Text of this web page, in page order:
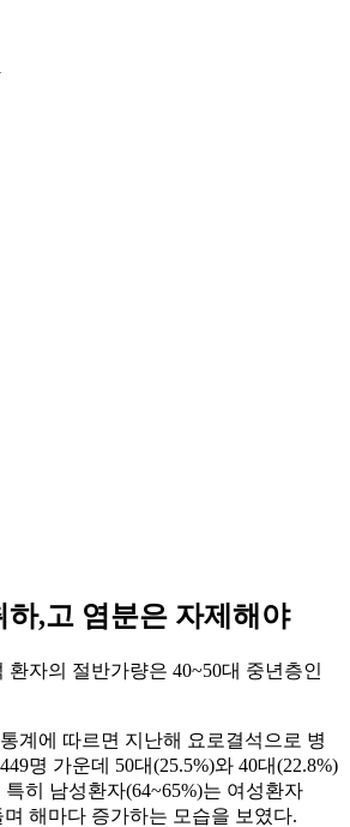
하,고 염분은 자제해야
환자의 절반가량은 40~50대 중년층인
계에 따르면 지난해 요로결석으로 병
명 가운데 50대(25.5%)와 40대(22.8%)
특히 남성환자(64~65%)는 여성환자
며 해마다 증가하는 모습을 보였다.